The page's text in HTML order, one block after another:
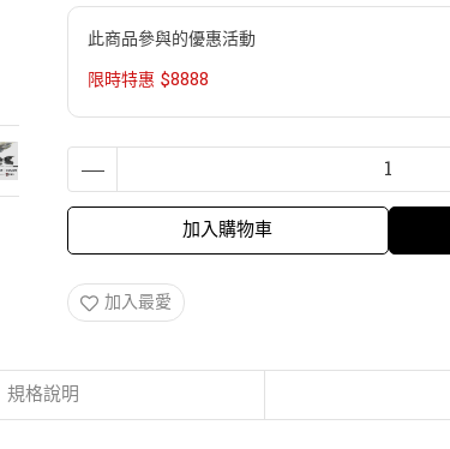
此商品參與的優惠活動
限時特惠 $8888
加入購物車
加入最愛
規格說明